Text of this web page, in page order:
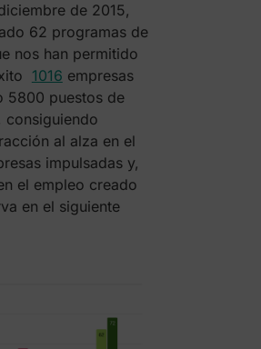
de 2015,
62 programas de
nos han permitido
1016 empresas
5800 puestos de
al alza en el
impulsadas y,
el empleo creado
en el siguiente